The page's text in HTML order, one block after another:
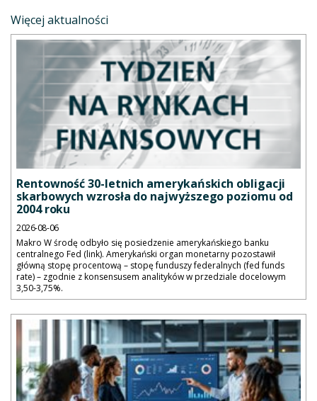
Więcej aktualności
Rentowność 30-letnich amerykańskich obligacji
skarbowych wzrosła do najwyższego poziomu od
2004 roku
2026-08-06
Makro W środę odbyło się posiedzenie amerykańskiego banku
centralnego Fed (link). Amerykański organ monetarny pozostawił
główną stopę procentową – stopę funduszy federalnych (fed funds
rate) – zgodnie z konsensusem analityków w przedziale docelowym
3,50-3,75%.